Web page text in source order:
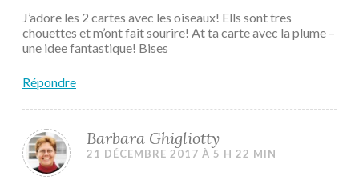
J’adore les 2 cartes avec les oiseaux! Ells sont tres
chouettes et m’ont fait sourire! At ta carte avec la plume –
une idee fantastique! Bises
Répondre
Barbara Ghigliotty
21 DÉCEMBRE 2017 À 5 H 22 MIN